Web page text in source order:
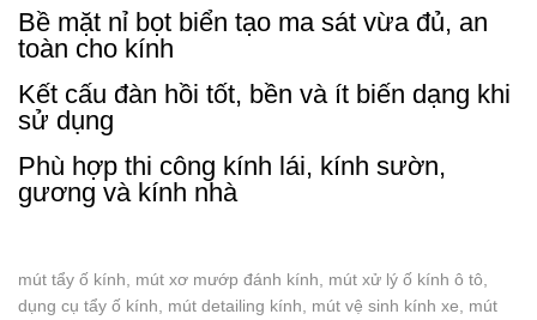
Bề mặt nỉ bọt biển tạo ma sát vừa đủ, an
toàn cho kính
Kết cấu đàn hồi tốt, bền và ít biến dạng khi
sử dụng
Phù hợp thi công kính lái, kính sườn,
gương và kính nhà
mút tẩy ố kính, mút xơ mướp đánh kính, mút xử lý ố kính ô tô,
dụng cụ tẩy ố kính, mút detailing kính, mút vệ sinh kính xe, mút